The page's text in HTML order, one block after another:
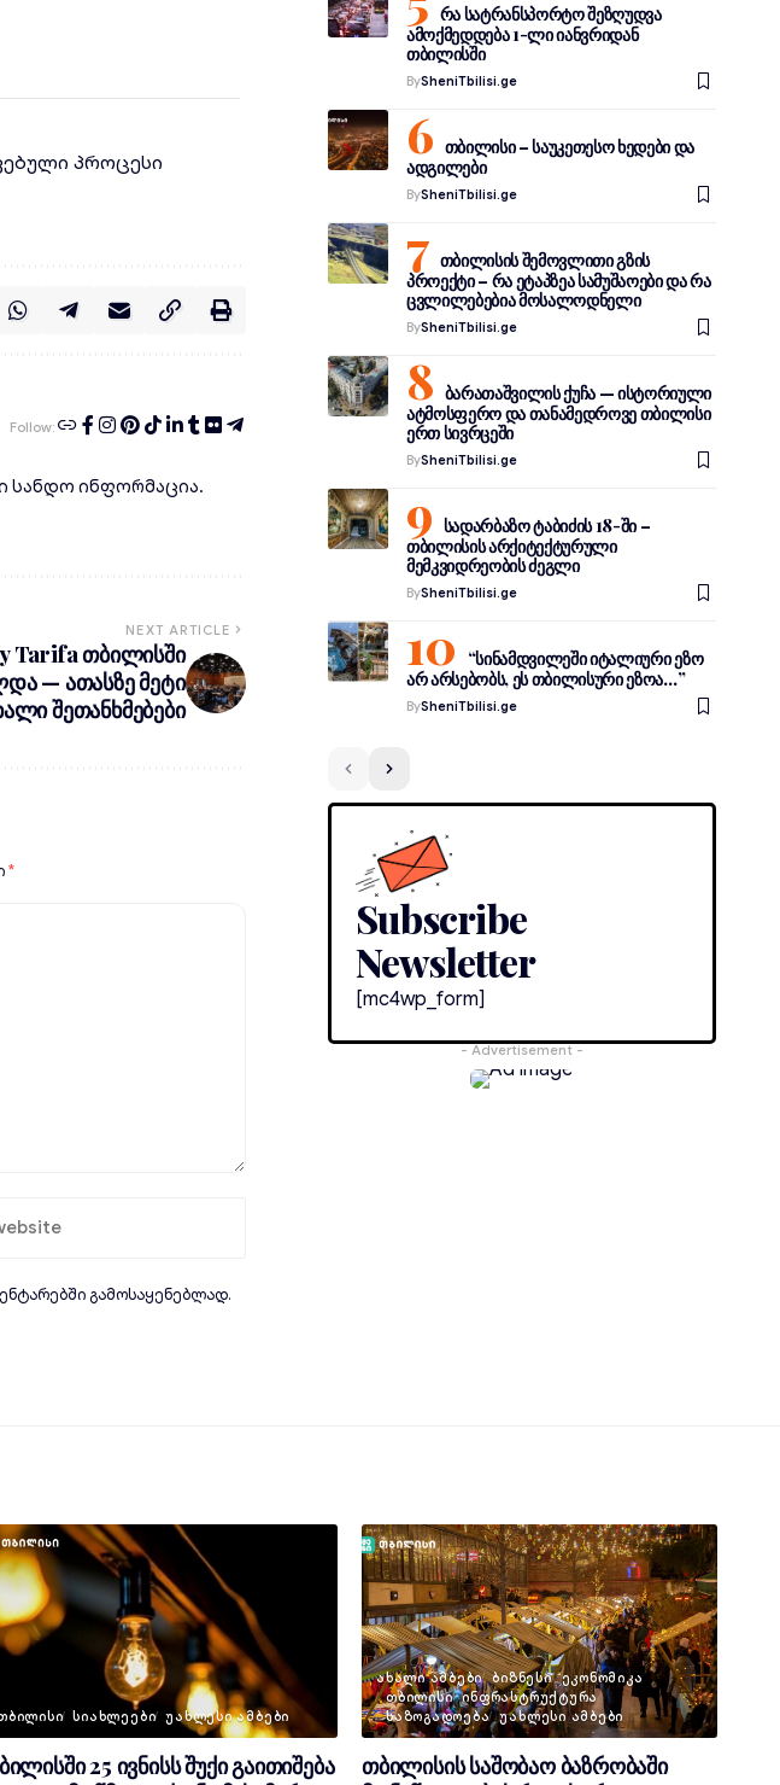
პროცესი
Follow:
სანდო ინფორმაცია.
NEXT ARTICLE
Tarifa თბილისში
— ათასზე მეტი
შეთანხმებები
*
გამოსაყენებლად.
რა სატრანსპორტო შეზღუდვა
ამოქმედდება 1-ლი იანვრიდან
თბილისში
BySheniTbilisi.ge
თბილისი – საუკეთესო ხედები და
ადგილები
BySheniTbilisi.ge
თბილისის შემოვლითი გზის
პროექტი – რა ეტაპზეა სამუშაოები და რა
ცვლილებებია მოსალოდნელი
BySheniTbilisi.ge
ბარათაშვილის ქუჩა — ისტორიული
ატმოსფერო და თანამედროვე თბილისი
ერთ სივრცეში
BySheniTbilisi.ge
სადარბაზო ტაბიძის 18-ში –
თბილისის არქიტექტურული
მემკვიდრეობის ძეგლი
BySheniTbilisi.ge
“სინამდვილეში იტალიური ეზო
არ არსებობს, ეს თბილისური ეზოა…”
BySheniTbilisi.ge
Subscribe
Newsletter
[mc4wp_form]
- Advertisement -
ᲡᲘᲐᲮᲚᲔᲔᲑᲘ ᲣᲐᲮᲚᲔᲡᲘ ᲐᲛᲑᲔᲑᲘ
25 ივნისს შუქი გაითიშება
ᲐᲮᲐᲚᲘ ᲐᲛᲑᲔᲑᲘ ᲑᲘᲖᲜᲔᲡᲘ ᲔᲙᲝᲜᲝᲛᲘᲙᲐ
ᲗᲑᲘᲚᲘᲡᲘ ᲘᲜᲤᲠᲐᲡᲢᲠᲣᲥᲢᲣᲠᲐ
ᲡᲐᲖᲝᲒᲐᲓᲝᲔᲑᲐ ᲣᲐᲮᲚᲔᲡᲘ ᲐᲛᲑᲔᲑᲘ
თბილისის საშობაო ბაზრობაში